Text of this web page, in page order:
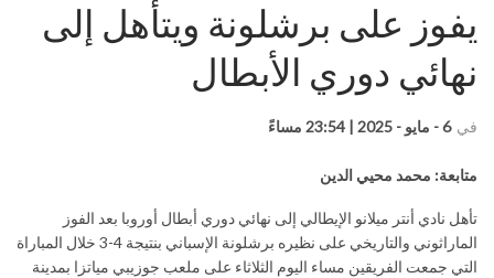
يفوز على برشلونة ويتأهل إلى
نهائي دوري الأبطال
في 6 - مايو - 2025 | 23:54 مساءً
متابعة: محمد محيي الدين
تأهل نادي أنتر ميلانو الإيطالي إلى نهائي دوري أبطال أوروبا بعد الفوز
الماراثوني والتاريخي على نظيره برشلونة الإسباني بنتيجة 4-3 خلال المباراة
التي جمعت الفريقين مساء اليوم الثلاثاء على ملعب جوزيبي مياتزا بمدينة